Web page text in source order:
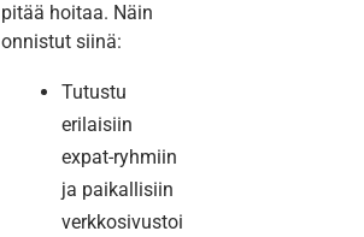
pitää hoitaa. Näin
onnistut siinä:
Tutustu
erilaisiin
expat-ryhmiin
ja paikallisiin
verkkosivustoi